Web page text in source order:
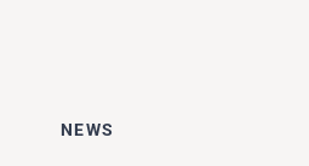
NEWS